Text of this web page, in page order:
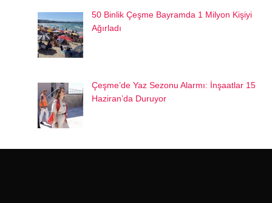
50 Binlik Çeşme Bayramda 1 Milyon Kişiyi
Ağırladı
Çeşme’de Yaz Sezonu Alarmı: İnşaatlar 15
Haziran’da Duruyor